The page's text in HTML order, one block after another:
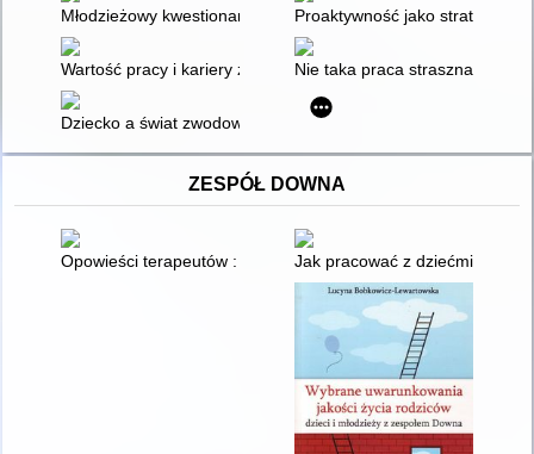
Młodzieżowy kwestionariusz zainteresowań zawodowych -
Proaktywność jako strategia
Wartość pracy i kariery zawodowej młodzieży studiującej
Nie taka praca straszna, jak ją
Dziecko a świat zwodowy, czyli o nieobecnym polu eksploracji
ZESPÓŁ DOWNA
Opowieści terapeutów : [autyzm, uszkodzenia organiczne,
Jak pracować z dziećmi o